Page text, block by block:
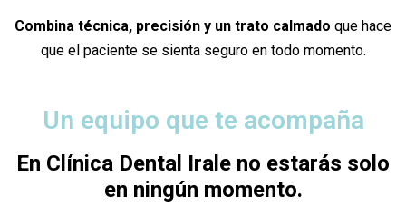
Combina técnica, precisión y un trato calmado que hace
que el paciente se sienta seguro en todo momento.
Un equipo que te acompaña
En Clínica Dental Irale no estarás solo
en ningún momento.